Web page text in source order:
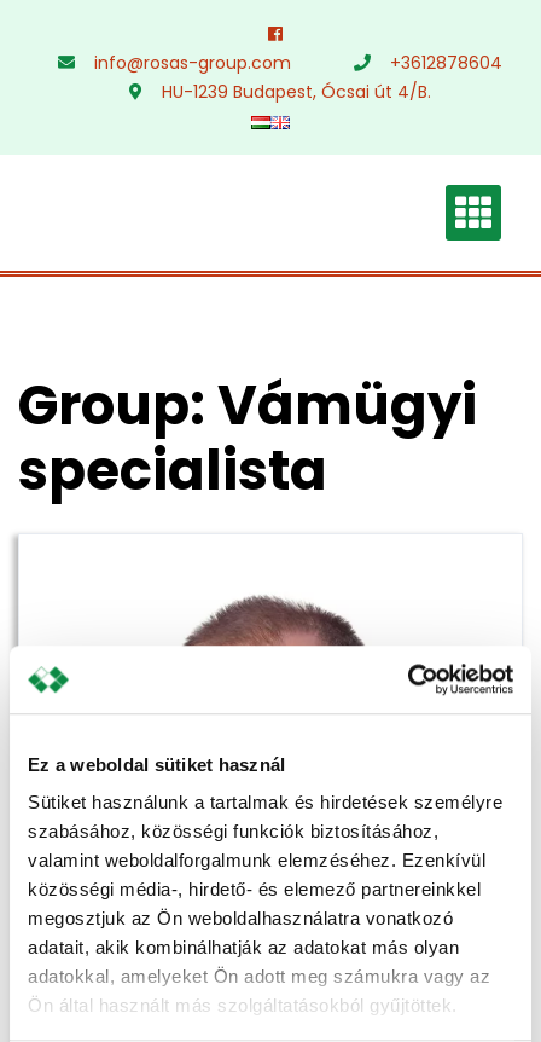
Ez a weboldal sütiket használ
Sütiket használunk a tartalmak és hirdetések személyre
szabásához, közösségi funkciók biztosításához,
valamint weboldalforgalmunk elemzéséhez. Ezenkívül
közösségi média-, hirdető- és elemező partnereinkkel
megosztjuk az Ön weboldalhasználatra vonatkozó
adatait, akik kombinálhatják az adatokat más olyan
adatokkal, amelyeket Ön adott meg számukra vagy az
Ön által használt más szolgáltatásokból gyűjtöttek.
content
info@rosas-group.com
+3612878604
HU-1239 Budapest, Ócsai út 4/B.
Group:Vámügyi
specialista